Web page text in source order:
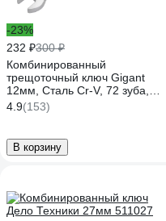
-23%
232 ₽300 ₽
Комбинированный
трещоточный ключ Gigant
12мм, Сталь Cr-V, 72 зуба,
GRW12
4.9(153)
В корзину